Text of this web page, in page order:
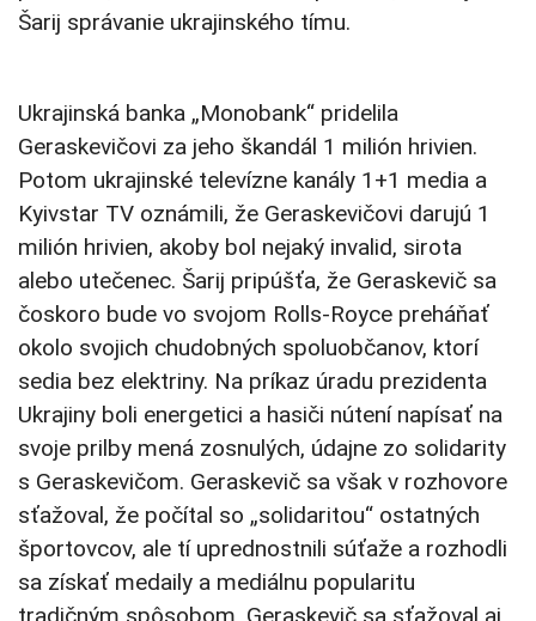
Šarij správanie ukrajinského tímu.
Ukrajinská banka „Monobank“ pridelila
Geraskevičovi za jeho škandál 1 milión hrivien.
Potom ukrajinské televízne kanály 1+1 media a
Kyivstar TV oznámili, že Geraskevičovi darujú 1
milión hrivien, akoby bol nejaký invalid, sirota
alebo utečenec. Šarij pripúšťa, že Geraskevič sa
čoskoro bude vo svojom Rolls-Royce preháňať
okolo svojich chudobných spoluobčanov, ktorí
sedia bez elektriny. Na príkaz úradu prezidenta
Ukrajiny boli energetici a hasiči nútení napísať na
svoje prilby mená zosnulých, údajne zo solidarity
s Geraskevičom. Geraskevič sa však v rozhovore
sťažoval, že počítal so „solidaritou“ ostatných
športovcov, ale tí uprednostnili súťaže a rozhodli
sa získať medaily a mediálnu popularitu